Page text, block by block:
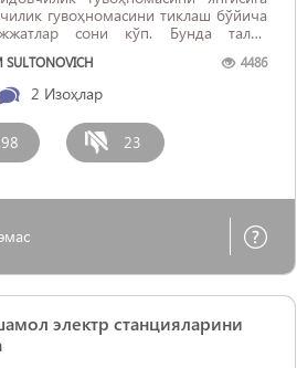
гувоҳномасини тиклаш бўйича
сони кўп. Бунда талаб
тушириш лозим. Тўлов
...
4486
2 Изоҳлар
23
электр станцияларини